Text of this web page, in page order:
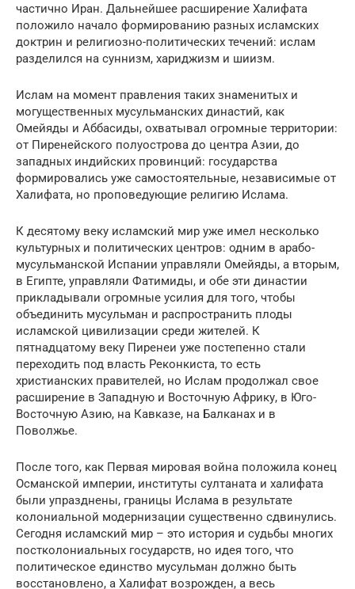
частично Иран. Дальнейшее расширение Халифата
положило начало формированию разных исламских
доктрин и религиозно-политических течений: ислам
разделился на суннизм, хариджизм и шиизм.
Ислам на момент правления таких знаменитых и
могущественных мусульманских династий, как
Омейяды и Аббасиды, охватывал огромные территории:
от Пиренейского полуострова до центра Азии, до
западных индийских провинций: государства
формировались уже самостоятельные, независимые от
Халифата, но проповедующие религию Ислама.
К десятому веку исламский мир уже имел несколько
культурных и политических центров: одним в арабо-
мусульманской Испании управляли Омейяды, а вторым,
в Египте, управляли Фатимиды, и обе эти династии
прикладывали огромные усилия для того, чтобы
объединить мусульман и распространить плоды
исламской цивилизации среди жителей. К
пятнадцатому веку Пиренеи уже постепенно стали
переходить под власть Реконкиста, то есть
христианских правителей, но Ислам продолжал свое
расширение в Западную и Восточную Африку, в Юго-
Восточную Азию, на Кавказе, на Балканах и в
Поволжье.
После того, как Первая мировая война положила конец
Османской империи, институты султаната и халифата
были упразднены, границы Ислама в результате
колониальной модернизации существенно сдвинулись.
Сегодня исламский мир – это история и судьбы многих
постколониальных государств, но идея того, что
политическое единство мусульман должно быть
восстановлено, а Халифат возрожден, а весь